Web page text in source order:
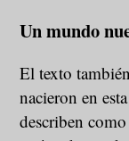
Un mundo
El texto
nacieron en
describen